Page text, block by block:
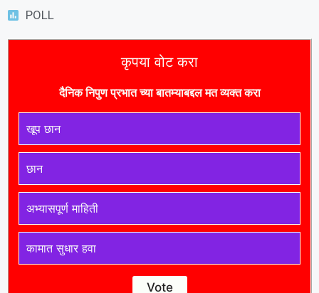
POLL
कृपया वोट करा
दैनिक निपुण प्रभात च्या बातम्याबद्दल मत व्यक्त करा
खूप छान
छान
अभ्यासपूर्ण माहिती
कामात सुधार हवा